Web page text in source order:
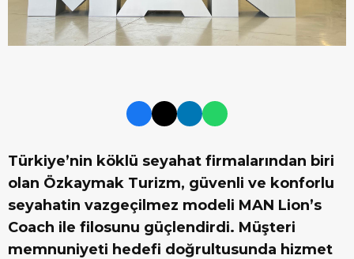
Türkiye’nin köklü seyahat firmalarından biri
olan Özkaymak Turizm, güvenli ve konforlu
seyahatin vazgeçilmez modeli MAN Lion’s
Coach ile filosunu güçlendirdi. Müşteri
memnuniyeti hedefi doğrultusunda hizmet